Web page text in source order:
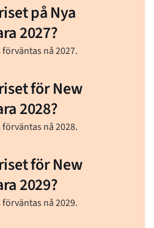
på Nya
2027?
nå 2027.
för New
2028?
nå 2028.
för New
2029?
nå 2029.